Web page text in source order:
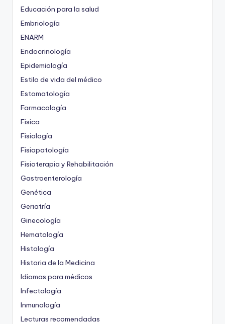
Educación para la salud
Embriología
ENARM
Endocrinología
Epidemiología
Estilo de vida del médico
Estomatología
Farmacología
Física
Fisiología
Fisiopatología
Fisioterapia y Rehabilitación
Gastroenterología
Genética
Geriatría
Ginecología
Hematología
Histología
Historia de la Medicina
Idiomas para médicos
Infectología
Inmunología
Lecturas recomendadas